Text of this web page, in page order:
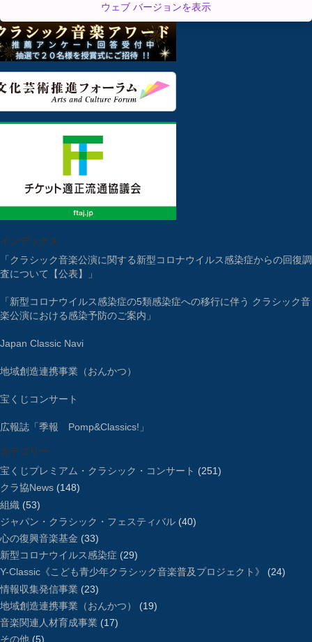
ウェブ バージョンを表示
インデックス
「クラシック音楽公演に関する新型コロナウイルス感染症からの回復調
査について【公表】」
「新型コロナウイルス感染症の5類感染症への移行に伴う クラシック音
楽公演における感染予防のご案内」
Japan Classic Navi
地域創造連携事業（おんかつ）
宝くじコンサート
広報誌「季報 Pomp&Classics!」
カテゴリー
宝くじプレミアム・クラシック・コンサート (251)
クラ協News (148)
組織 (53)
ジャパン・クラシック・フェスティバル (40)
心の復興音楽基金 (33)
新型コロナウイルス感染症 (29)
Y-Classic《こども青少年クラシック音楽普及プロジェクト》
(24)
情報収集発信事業 (23)
地域創造連携事業（おんかつ）
(19)
音楽関連人材育成事業 (17)
その他 (5)